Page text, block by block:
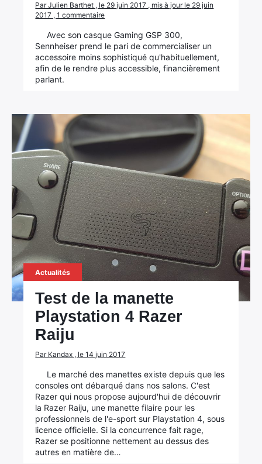
Par Julien Barthet , le 29 juin 2017 , mis à jour le 29 juin
2017 , 1 commentaire
Avec son casque Gaming GSP 300,
Sennheiser prend le pari de commercialiser un
accessoire moins sophistiqué qu'habituellement,
afin de le rendre plus accessible, financièrement
parlant.
Actualités
Test de la manette
Playstation 4 Razer
Raiju
Par Kandax , le 14 juin 2017
Le marché des manettes existe depuis que les
consoles ont débarqué dans nos salons. C'est
Razer qui nous propose aujourd'hui de découvrir
la Razer Raiju, une manette filaire pour les
professionnels de l'e-sport sur Playstation 4, sous
licence officielle. Si la concurrence fait rage,
Razer se positionne nettement au dessus des
autres en matière de…